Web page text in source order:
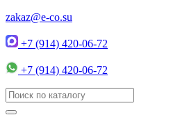
zakaz@e-co.su
+7 (914) 420-06-72
+7 (914) 420-06-72